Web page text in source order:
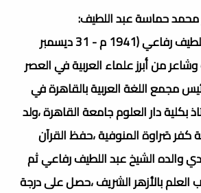
محمد حماسة عبد اللطيف:
محمد حماسة عبد اللطيف رفاعي (1941 م - 31 ديسمبر
وشاعر من أبرز علماء العربية في العصر
مجمع اللغة العربية بالقاهرة في
أستاذ بكلية دار العلوم جامعة القاهرة ،ولد
بقرية كفر صَراوة المنوفية ،حفظ القرآن
والده الشيخ عبد اللطيف رفاعي ثم
العلم بالأزهر الشريف ،حصل على درجة